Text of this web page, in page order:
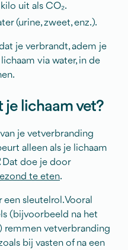
uit als CO₂.
(urine, zweet, enz.).
je verbrandt, adem je
via water, in de
je lichaam vet?
je vetverbranding
alleen als je lichaam
Dat doe je door
te eten.
sleutelrol. Vooral
(bijvoorbeeld na het
remmen vetverbranding
bij vasten of na een